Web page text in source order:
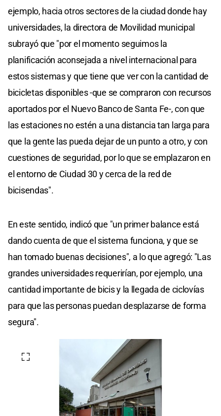
ejemplo, hacia otros sectores de la ciudad donde hay
universidades, la directora de Movilidad municipal
subrayó que "por el momento seguimos la
planificación aconsejada a nivel internacional para
estos sistemas y que tiene que ver con la cantidad de
bicicletas disponibles -que se compraron con recursos
aportados por el Nuevo Banco de Santa Fe-, con que
las estaciones no estén a una distancia tan larga para
que la gente las pueda dejar de un punto a otro, y con
cuestiones de seguridad, por lo que se emplazaron en
el entorno de Ciudad 30 y cerca de la red de
bicisendas".
En este sentido, indicó que "un primer balance está
dando cuenta de que el sistema funciona, y que se
han tomado buenas decisiones", a lo que agregó: "Las
grandes universidades requerirían, por ejemplo, una
cantidad importante de bicis y la llegada de ciclovías
para que las personas puedan desplazarse de forma
segura".